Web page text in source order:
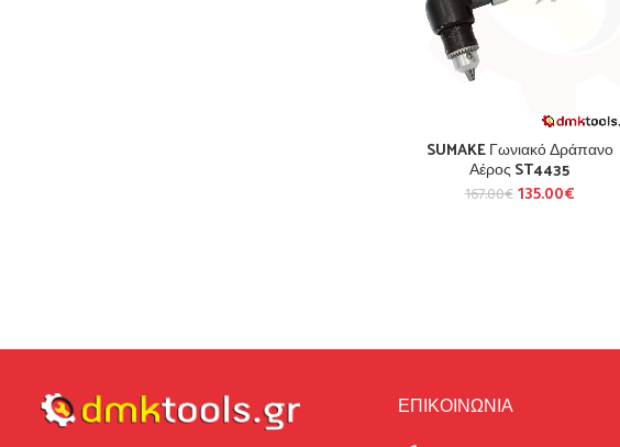
SUMAKE Γωνιακό Δράπανο
Αέρος ST4435
167.00€ 135.00€
ΕΠΙΚΟΙΝΩΝΙΑ